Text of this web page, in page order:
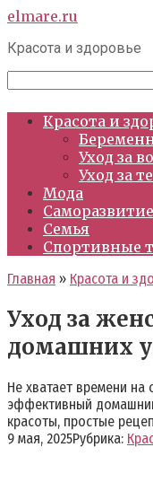
Перейти
контенту
elmare.ru
Красота и здоровье
Красота и
Уход за
Уход за
Мода
Саморазвитие
Семья
Спортивные
Главная » Красота и
Уход за
домашних
Не хватает времени
эффективный
красоты, простые
9 мая, 2025Рубрика: